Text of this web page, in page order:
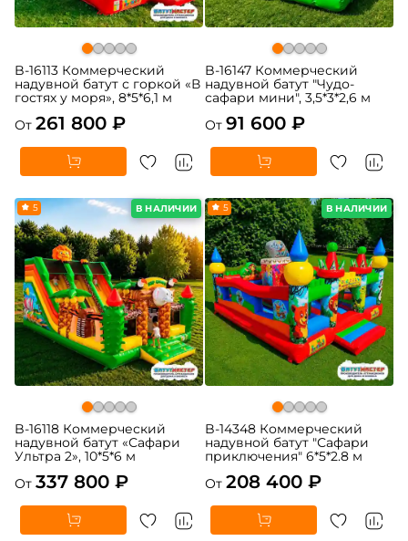
B-16113 Коммерческий
надувной батут с горкой «В
гостях у моря», 8*5*6,1 м
От 261 800 ₽
B-16147 Коммерческий
надувной батут "Чудо-
сафари мини", 3,5*3*2,6 м
От 91 600 ₽
В НАЛИЧИИ
5
B-16118 Коммерческий
надувной батут «Сафари
Ультра 2», 10*5*6 м
От 337 800 ₽
В НАЛИЧИИ
5
B-14348 Коммерческий
надувной батут "Сафари
приключения" 6*5*2.8 м
От 208 400 ₽